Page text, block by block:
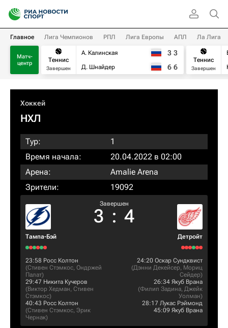
Главное Лига Чемпионов РПЛ Лига Европы АПЛ Ла Лига
Матч-
центр
Теннис
Завершен
А. Калинская
Д. Шнайдер
3 3
6 6
Теннис
Завершен
Хоккей
НХЛ
Тур:
1
Время начала:
20.04.2022 в 02:00
Арена:
Amalie Arena
Зрители:
19092
Тампа-Бэй
Завершен
3 : 4
Детройт
23:58 Росс Колтон
(Стивен Стэмкос, Ондржей
Палат)
29:47 Никита Кучеров
(Виктор Хедман, Стивен
Стэмкос)
40:43 Росс Колтон
(Стивен Стэмкос, Эрик
Чернак)
24:20 Оскар Сундквист
(Дэнни Декейсер, Мориц
Сейдер)
26:34 Якуб Врана
(Филип Задина, Джейк
Уолман)
28:17 Лукас Рэймонд
45:09 Якуб Врана